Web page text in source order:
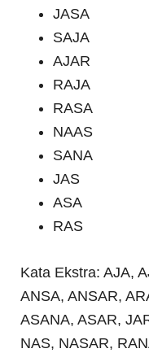
JASA
SAJA
AJAR
RAJA
RASA
NAAS
SANA
JAS
ASA
RAS
Kata Ekstra: AJA,
ANSA, ANSAR,
ASANA, ASAR,
NAS, NASAR,